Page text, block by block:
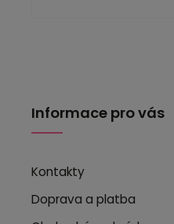
Informace pro vás
Kontakty
Doprava a platba